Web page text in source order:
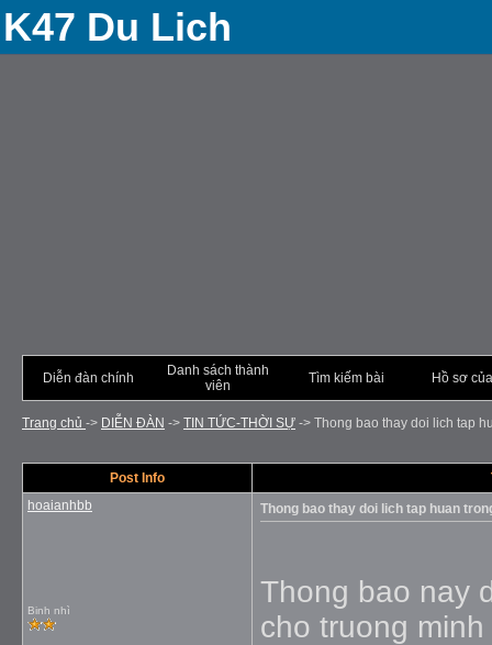
K47 Du Lich
Diễn đàn chính
Danh sách thành
viên
Tìm kiếm bài Hồ sơ
Trang chủ -> DIỄN ÐÀN -> TIN TỨC-THỜI SỰ -> Thong bao thay doi lich tap
Post Info
hoaianhbb
Binh nhì
Thong bao thay doi lich tap huan
Thong bao nay
cho truong